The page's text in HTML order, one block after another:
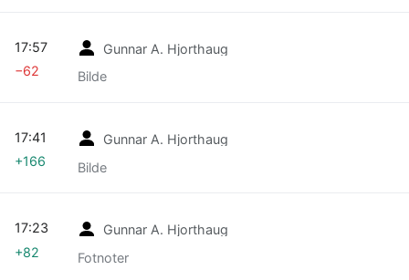
Gunnar A. Hjorthaug
Bilde
17:57
−62
Gunnar A. Hjorthaug
Bilde
17:41
+166
Gunnar A. Hjorthaug
Fotnoter
17:23
+82